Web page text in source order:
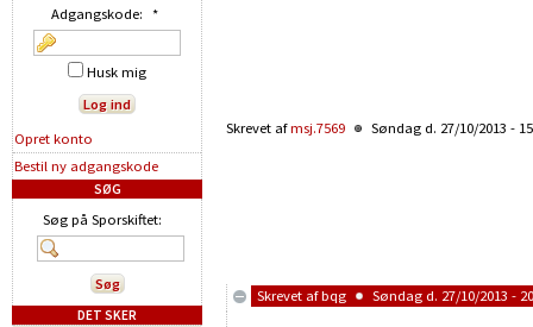
Skrevet afmsj.7569 Søndag d. 27/10/2013 -
Skrevet afbqg Søndag d. 27/10/2013 -
Adgangskode: *
Husk mig
Opret konto
Bestil ny adgangskode
SØG
Søg på Sporskiftet:
DET SKER